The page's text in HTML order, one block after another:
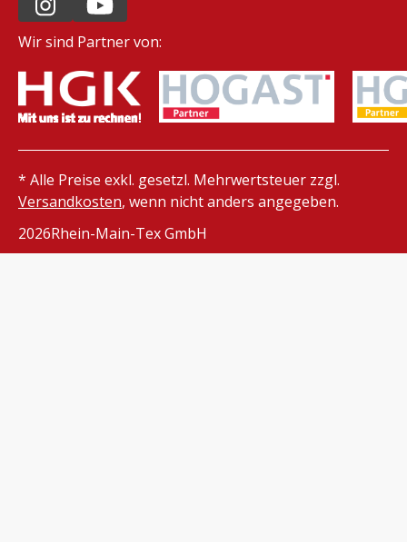
Wir sind Partner von:
* Alle Preise exkl. gesetzl. Mehrwertsteuer zzgl.
Versandkosten, wenn nicht anders angegeben.
2026Rhein-Main-Tex GmbH